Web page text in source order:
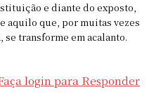
e diante do exposto,
aquilo que, por muitas vezes
se transforme em acalanto.
login para Responder